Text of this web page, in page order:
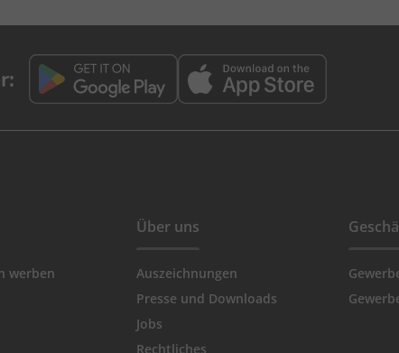
werben
Über uns
Auszeichnungen
Presse und Downloads
Jobs
Rechtliches